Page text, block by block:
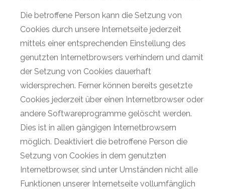
Die betroffene Person kann die Setzung von
Cookies durch unsere Internetseite jederzeit
mittels einer entsprechenden Einstellung des
genutzten Internetbrowsers verhindern und damit
der Setzung von Cookies dauerhaft
widersprechen. Ferner können bereits gesetzte
Cookies jederzeit über einen Internetbrowser oder
andere Softwareprogramme gelöscht werden.
Dies ist in allen gängigen Internetbrowsern
möglich. Deaktiviert die betroffene Person die
Setzung von Cookies in dem genutzten
Internetbrowser, sind unter Umständen nicht alle
Funktionen unserer Internetseite vollumfänglich